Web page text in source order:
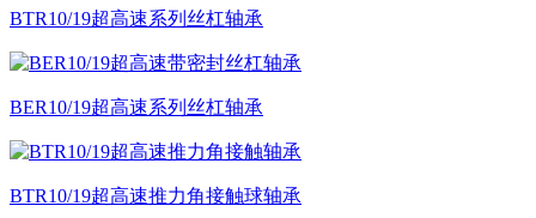
BTR10/19超高速系列丝杠轴承
BER10/19超高速系列丝杠轴承
BTR10/19超高速推力角接触球轴承